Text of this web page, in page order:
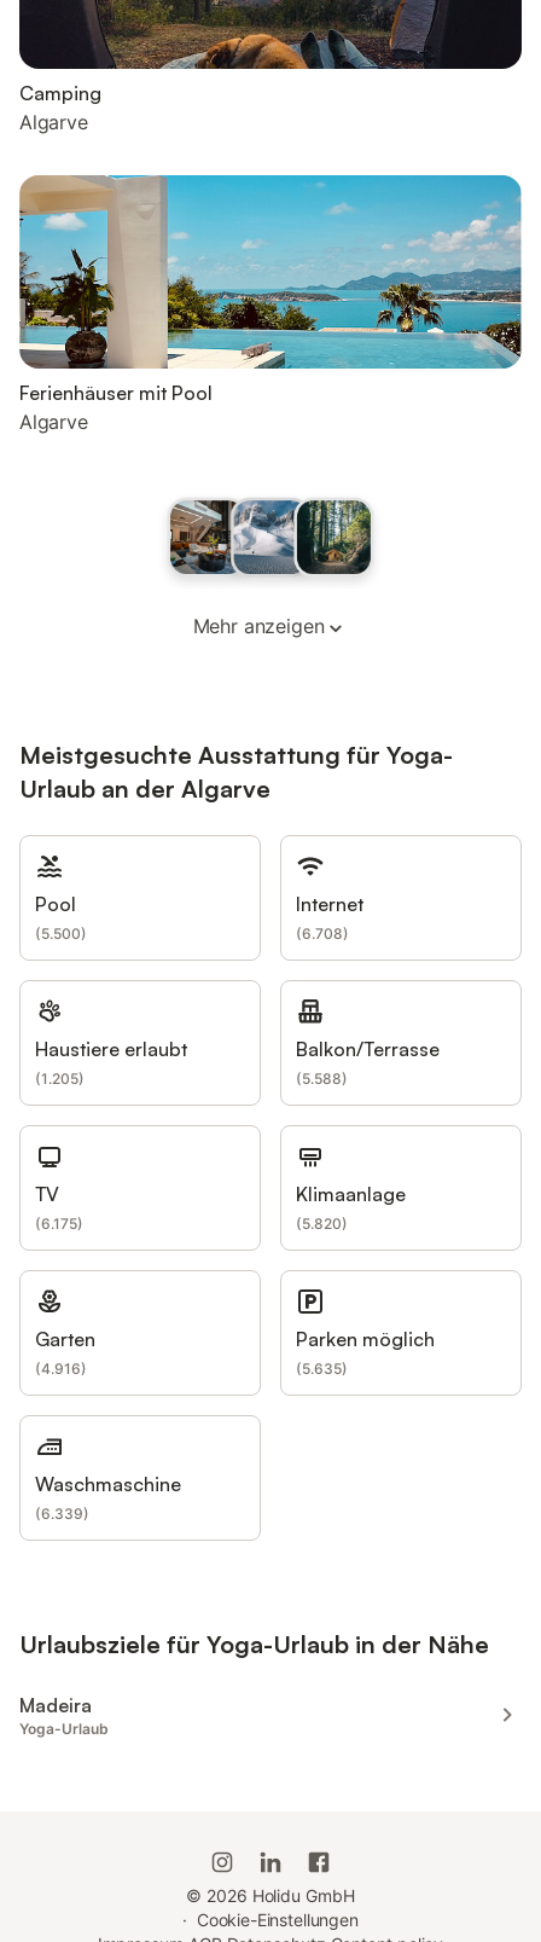
Camping
Algarve
Ferienhäuser mit Pool
Algarve
Mehr anzeigen
Meistgesuchte Ausstattung für Yoga-
Urlaub an der Algarve
Pool
(5.500)
Internet
(6.708)
Haustiere erlaubt
(1.205)
Balkon/Terrasse
(5.588)
TV
(6.175)
Klimaanlage
(5.820)
Garten
(4.916)
Parken möglich
(5.635)
Waschmaschine
(6.339)
Urlaubsziele für Yoga-Urlaub in der Nähe
Madeira
Yoga-Urlaub
© 2026 Holidu GmbH
· Cookie-Einstellungen